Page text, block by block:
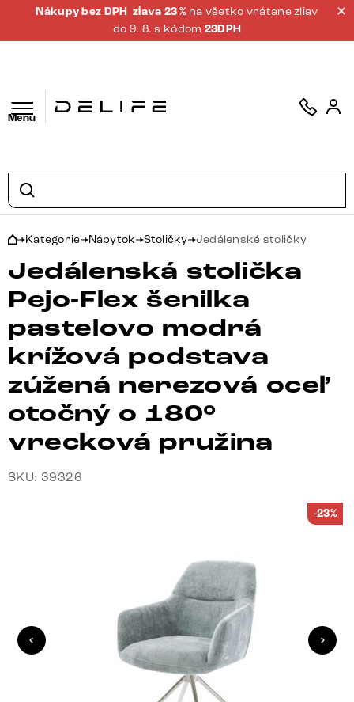
Nákupy bez DPH zĺava 23 % na všetko vrátane zliav
do 9. 8. s kódom 23DPH
Menu
Kategorie Nábytok Stoličky Jedálenské stoličky
Jedálenská stolička
Pejo-Flex šenilka
pastelovo modrá
krížová podstava
zúžená nerezová oceľ
otočný o 180°
vrecková pružina
SKU: 39326
-23%